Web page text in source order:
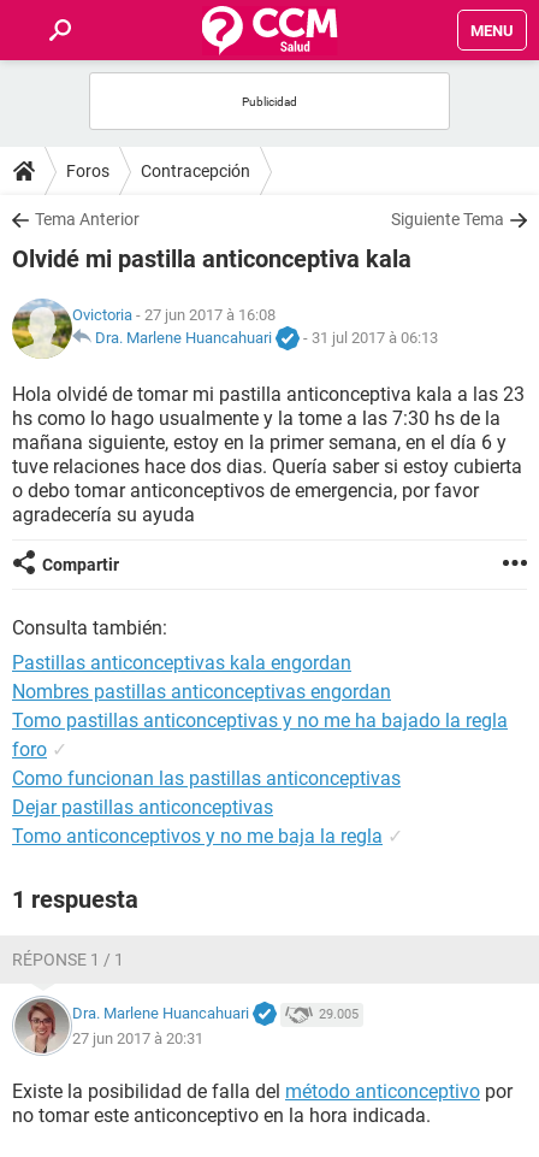
MENU
FORUMS
SALUD
NUTRICIÓN
BIENESTAR
SEXUALIDAD
GLOSARIO
Foros Contracepción
Tema Anterior Siguiente Tema
Olvidé mi pastilla anticonceptiva kala
Ovictoria - 27 jun 2017 à 16:08
Dra. Marlene Huancahuari
- 31 jul 2017 à 06:13
Hola olvidé de tomar mi pastilla anticonceptiva kala a las 23
hs como lo hago usualmente y la tome a las 7:30 hs de la
mañana siguiente, estoy en la primer semana, en el día 6 y
tuve relaciones hace dos dias. Quería saber si estoy cubierta
o debo tomar anticonceptivos de emergencia, por favor
agradecería su ayuda
Compartir
Consulta también:
Pastillas anticonceptivas kala engordan
Nombres pastillas anticonceptivas engordan
Tomo pastillas anticonceptivas y no me ha bajado la regla
foro ✓
Como funcionan las pastillas anticonceptivas
Dejar pastillas anticonceptivas
Tomo anticonceptivos y no me baja la regla ✓
1 respuesta
RÉPONSE 1 / 1
Dra. Marlene Huancahuari 29.005
27 jun 2017 à 20:31
Existe la posibilidad de falla del método anticonceptivo por
no tomar este anticonceptivo en la hora indicada.